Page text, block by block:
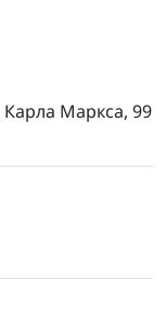
Карла Маркса, 99